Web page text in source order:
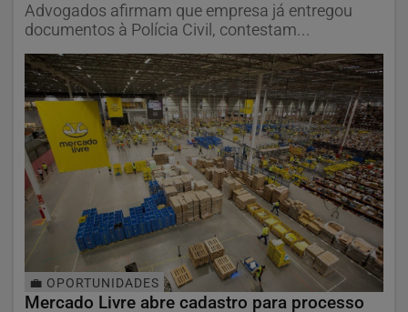
Advogados afirmam que empresa já entregou
documentos à Polícia Civil, contestam...
💼 OPORTUNIDADES
Mercado Livre abre cadastro para processo